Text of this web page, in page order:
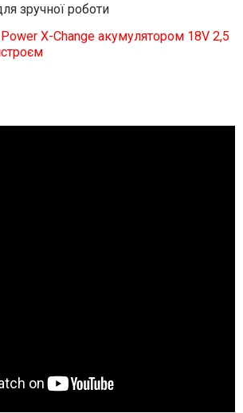
зручної роботи
Power X-Change акумулятором 18V 2,5